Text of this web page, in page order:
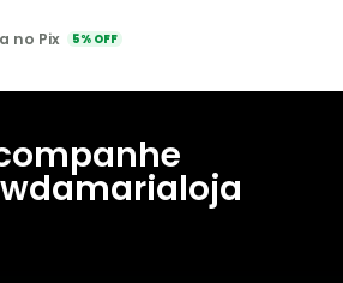
no Pix 5% OFF